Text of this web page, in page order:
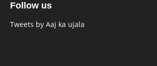
Follow us
Tweets by Aaj ka ujala